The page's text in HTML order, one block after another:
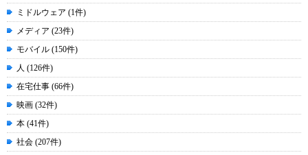
ミドルウェア (1件)
メディア (23件)
モバイル (150件)
人 (126件)
在宅仕事 (66件)
映画 (32件)
本 (41件)
社会 (207件)